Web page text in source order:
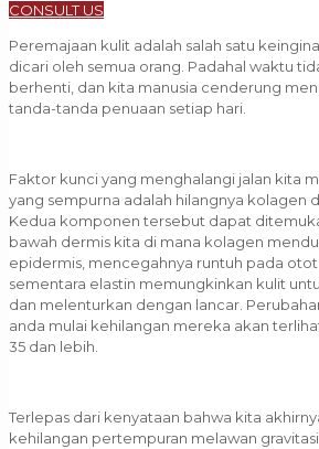
CONSULT US
Peremajaan kulit adalah salah satu
dicari oleh semua orang. Padahal waktu
berhenti, dan kita manusia cenderung
tanda-tanda penuaan setiap hari.
Faktor kunci yang menghalangi jalan kita
yang sempurna adalah hilangnya kolagen
Kedua komponen tersebut dapat
bawah dermis kita di mana kolagen
epidermis, mencegahnya runtuh pada
sementara elastin memungkinkan kulit
dan melenturkan dengan lancar.
anda mulai kehilangan mereka akan
35 dan lebih.
Terlepas dari kenyataan bahwa kita
kehilangan pertempuran melawan